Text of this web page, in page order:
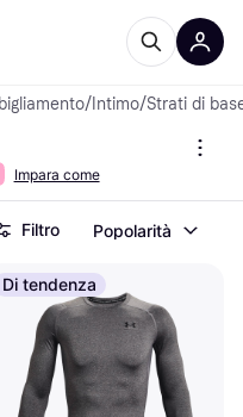
/ Intimo/Strati di
Impara come
Filtro Popolarità
Di tendenza